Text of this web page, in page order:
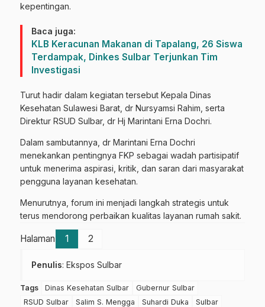
kepentingan.
Baca juga:
KLB Keracunan Makanan di Tapalang, 26 Siswa
Terdampak, Dinkes Sulbar Terjunkan Tim
Investigasi
Turut hadir dalam kegiatan tersebut Kepala Dinas
Kesehatan Sulawesi Barat, dr Nursyamsi Rahim, serta
Direktur RSUD Sulbar, dr Hj Marintani Erna Dochri.
Dalam sambutannya, dr Marintani Erna Dochri
menekankan pentingnya FKP sebagai wadah partisipatif
untuk menerima aspirasi, kritik, dan saran dari masyarakat
pengguna layanan kesehatan.
Menurutnya, forum ini menjadi langkah strategis untuk
terus mendorong perbaikan kualitas layanan rumah sakit.
Halaman 1 2
Penulis: Ekspos Sulbar
Tags Dinas Kesehatan Sulbar
Gubernur Sulbar
RSUD Sulbar
Salim S. Mengga Suhardi Duka
Sulbar